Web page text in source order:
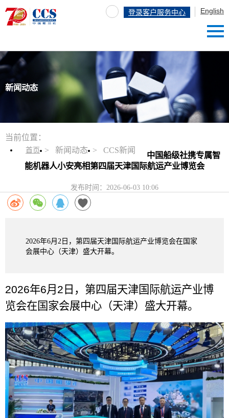
English
登录客户服务中心
新闻动态
当前位置：
首页 新闻动态 CCS新闻
中国船级社携专属智
能机器人小安亮相第四届天津国际航运产业博览会
发布时间： 2026-06-03 10:06
2026年6月2日，第四届天津国际航运产业博览会在国家
会展中心（天津）盛大开幕。
2026年6月 2 日，第四届天津国际航运产业博
览会在国家会展中心（天津）盛大开幕。